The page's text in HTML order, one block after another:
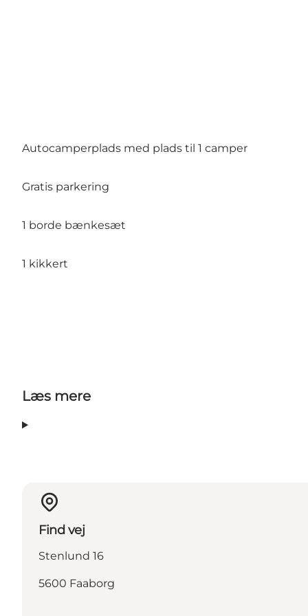
Autocamperplads med plads til 1 camper
Gratis parkering
1 borde bænkesæt
1 kikkert
Læs mere
Find vej
Stenlund 16
5600 Faaborg